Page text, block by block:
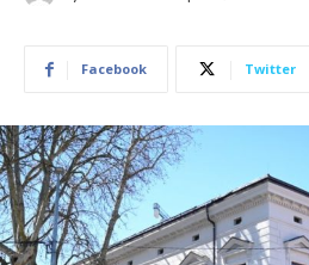
Facebook Twitter